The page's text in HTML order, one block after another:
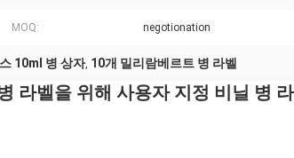
MOQ: negotionation
10ml 병 상자, 10개 밀리람베르트 병 라벨
라벨을 위해 사용자 지정 비닐 병